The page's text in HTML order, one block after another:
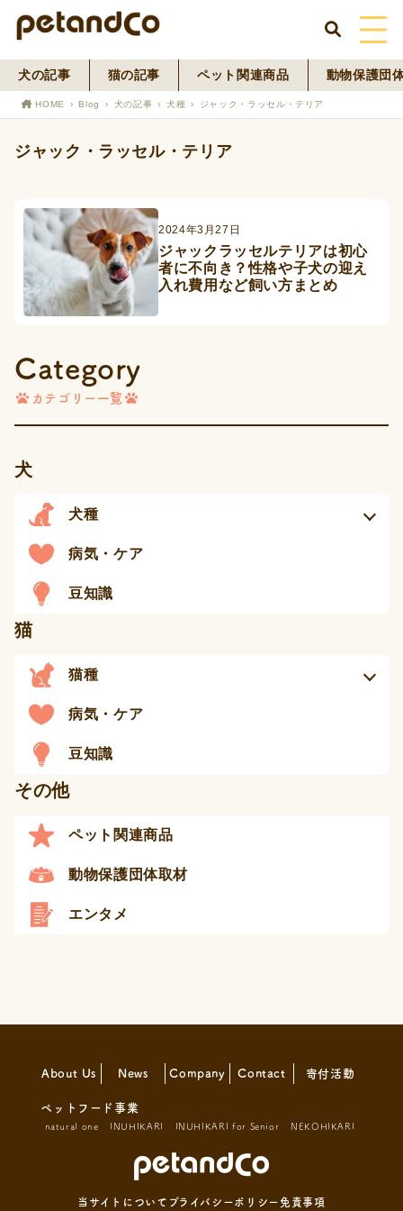
HOME
About Us
Blog
ペットフード事業
犬の記事 猫の記事 ペット関連商品 動物保護団
HOME Blog 犬の記事 犬種 ジャック・ラッセル・テリア
ジャック・ラッセル・テリア
2024年3月27日
ジャックラッセルテリアは初心
者に不向き？性格や子犬の迎え
入れ費用など飼い方まとめ
Category
カテゴリー一覧
犬
犬種
病気・ケア
豆知識
猫
猫種
病気・ケア
豆知識
その他
ペット関連商品
動物保護団体取材
エンタメ
About Us News Company Contact 寄付活動
ペットフード事業
natural one INUHIKARI INUHIKARI for Senior NEKOHIKARI
当サイトについて プライバシーポリシー 免責事項